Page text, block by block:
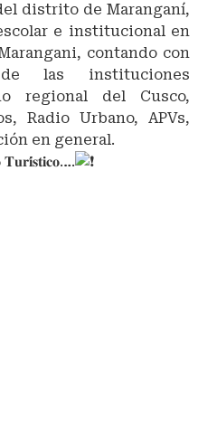
distrito de Maranganí,
e institucional en
contando con
las instituciones
regional del Cusco,
Radio Urbano, APVs,
en general.